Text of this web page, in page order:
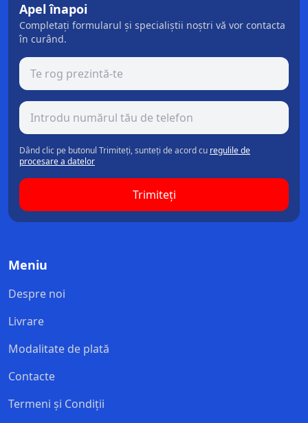
Apel înapoi
Completați formularul și specialiștii noștri vă vor contacta
în curând.
Dând clic pe butonul Trimiteți, sunteți de acord cu regulile de
procesare a datelor
Trimiteți
Meniu
Despre noi
Livrare
Modalitate de plată
Contacte
Termeni și Condiții